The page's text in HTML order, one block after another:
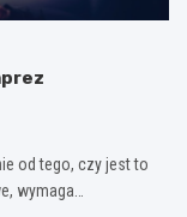
od tego, czy jest to
wymaga…